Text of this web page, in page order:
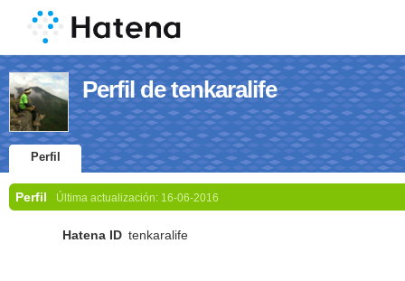
Perfil de tenkaralife
Perfil
Perfil Última actualización: 16-06-2016
Hatena ID tenkaralife